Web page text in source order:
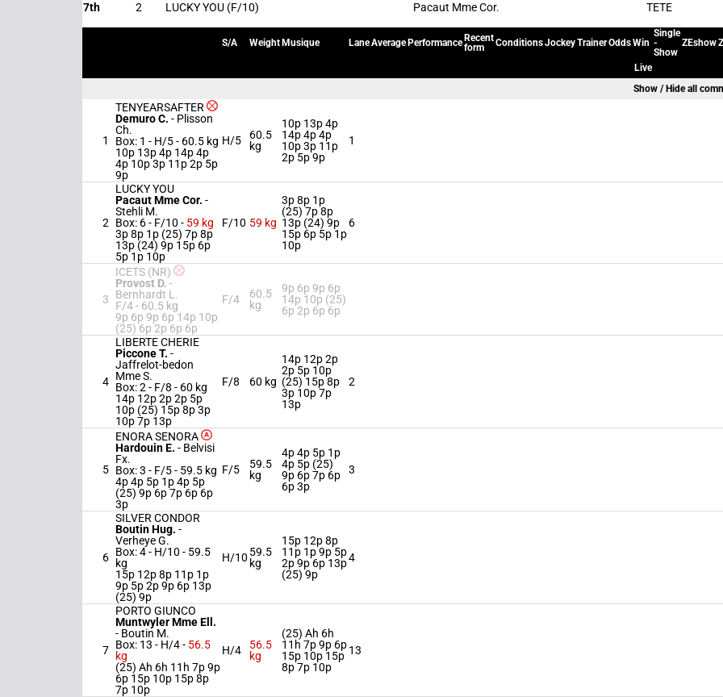
7th 2 LUCKY YOU (F/10) Pacaut Mme Cor. TETE
S/A Weight Musique LaneAverage Performance Recent
form
ConditionsJockeyTrainerOddsWin
Single
-
Show
ZEshow
Live
Show / Hide all
1
TENYEARSAFTER
Demuro C. - Plisson
Ch.
Box: 1 - H/5 - 60.5 kg
10p 13p 4p 14p 4p
4p 10p 3p 11p 2p 5p
9p
H/5
60.5
kg
10p 13p 4p
14p 4p 4p
10p 3p 11p
2p 5p 9p
1
2
LUCKY YOU
Pacaut Mme Cor. -
Stehli M.
Box: 6 - F/10 - 59 kg
3p 8p 1p (25) 7p 8p
13p (24) 9p 15p 6p
5p 1p 10p
F/10 59 kg
3p 8p 1p
(25) 7p 8p
13p (24) 9p
15p 6p 5p 1p
10p
6
3
ICETS (NR)
Provost D. -
Bernhardt L.
F/4 - 60.5 kg
9p 6p 9p 6p 14p 10p
(25) 6p 2p 6p 6p
F/4
60.5
kg
9p 6p 9p 6p
14p 10p (25)
6p 2p 6p 6p
4
LIBERTE CHERIE
Piccone T. -
Jaffrelot-bedon
Mme S.
Box: 2 - F/8 - 60 kg
14p 12p 2p 2p 5p
10p (25) 15p 8p 3p
10p 7p 13p
F/8 60 kg
14p 12p 2p
2p 5p 10p
(25) 15p 8p
3p 10p 7p
13p
2
5
ENORA SENORA
Hardouin E. - Belvisi
Fx.
Box: 3 - F/5 - 59.5 kg
4p 4p 5p 1p 4p 5p
(25) 9p 6p 7p 6p 6p
3p
F/5
59.5
kg
4p 4p 5p 1p
4p 5p (25)
9p 6p 7p 6p
6p 3p
3
6
SILVER CONDOR
Boutin Hug. -
Verheye G.
Box: 4 - H/10 - 59.5
kg
15p 12p 8p 11p 1p
9p 5p 2p 9p 6p 13p
(25) 9p
H/10 59.5
kg
15p 12p 8p
11p 1p 9p 5p
2p 9p 6p 13p
(25) 9p
4
7
PORTO GIUNCO
Muntwyler Mme Ell.
- Boutin M.
Box: 13 - H/4 - 56.5
kg
(25) Ah 6h 11h 7p 9p
6p 15p 10p 15p 8p
7p 10p
H/4
56.5
kg
(25) Ah 6h
11h 7p 9p 6p
15p 10p 15p
8p 7p 10p
13